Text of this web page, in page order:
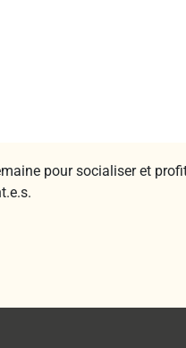
pour socialiser et